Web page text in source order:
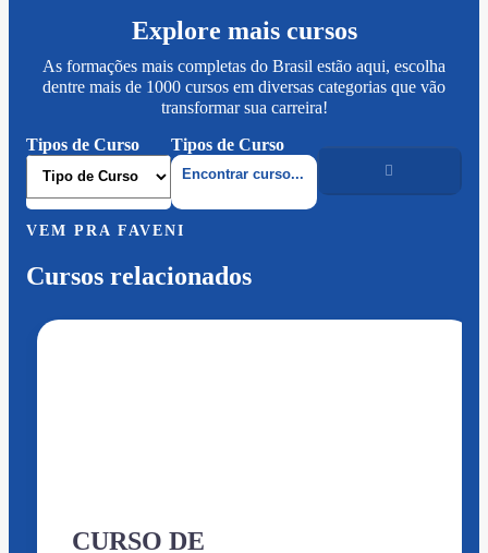
Explore mais cursos
As formações mais completas do Brasil estão aqui, escolha
dentre mais de 1000 cursos em diversas categorias que vão
transformar sua carreira!
Tipos de Curso
Tipos de Curso
VEM PRA FAVENI
Cursos relacionados
CURSO DE